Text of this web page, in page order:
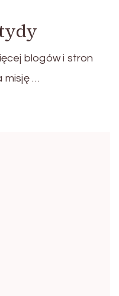
blogów i stron
misję …